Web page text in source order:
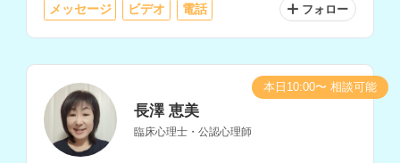
メッセージ ビデオ 電話 フォロー
長澤 恵美
臨床心理士・公認心理師
本日10:00〜 相談可能